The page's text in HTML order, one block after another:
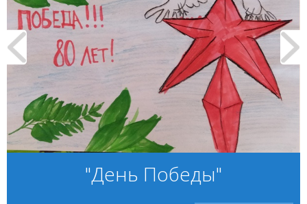
"День Победы"